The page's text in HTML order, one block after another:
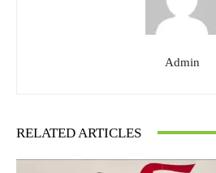
Admin
RELATED ARTICLES